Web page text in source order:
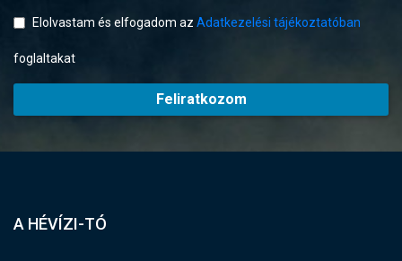
Elolvastam és elfogadom az Adatkezelési tájékoztatóban
foglaltakat
Feliratkozom
A HÉVÍZI-TÓ